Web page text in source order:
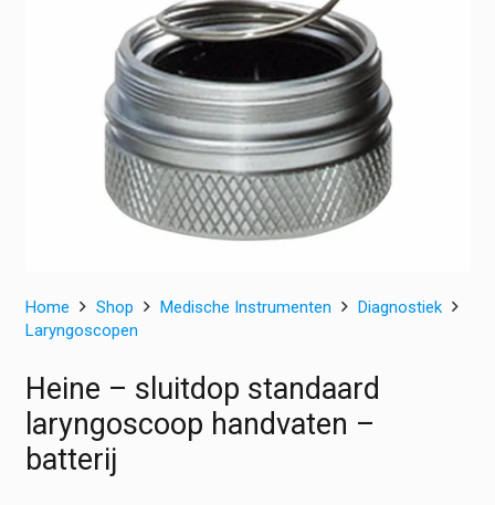
Home Shop Medische Instrumenten
Diagnostiek
Laryngoscopen
Heine – sluitdop standaard
laryngoscoop handvaten –
batterij